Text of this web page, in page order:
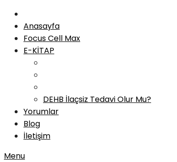
Anasayfa
Focus Cell Max
E-KİTAP
DEHB İlaçsiz Tedavi Olur Mu?
Yorumlar
Blog
İletişim
Menu